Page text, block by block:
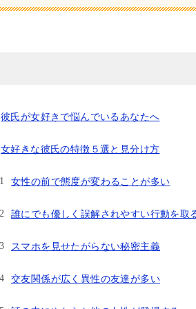
彼氏が女好きで悩んでいるあなたへ
女好きな彼氏の特徴５選と見分け方
女性の前で態度が変わることが多い
誰にでも優しく誤解されやすい行動を取
スマホを見せたがらない秘密主義
交友関係が広く異性の友達が多い